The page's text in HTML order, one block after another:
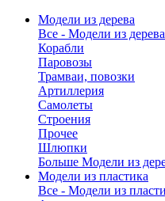
Модели из дерева
Все - Модели из дерева
Корабли
Паровозы
Трамваи, повозки
Артиллерия
Самолеты
Строения
Прочее
Шлюпки
Больше Модели из
Модели из пластика
Все - Модели из